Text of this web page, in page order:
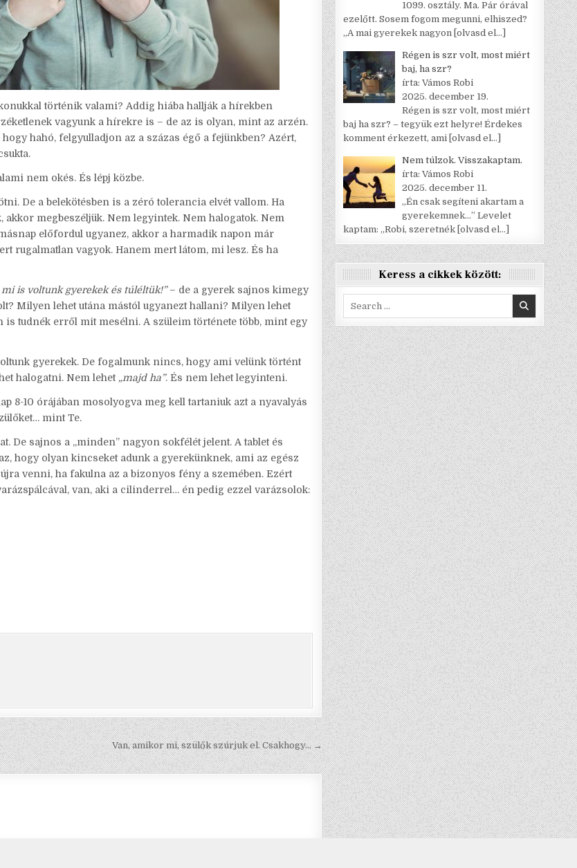
történik valami? Addig hiába hallják a hírekben
vagyunk a hírekre is – de az is olyan, mint az arzén.
hahó, felgyulladjon az a százas égő a fejünkben? Azért,
nem okés. És lépj közbe.
De a belekötésben is a zéró tolerancia elvét vallom. Ha
megbeszéljük. Nem legyintek. Nem halogatok. Nem
előfordul ugyanez, akkor a harmadik napon már
rugalmatlan vagyok. Hanem mert látom, mi lesz. És ha
is voltunk gyerekek és túléltük!”– de a gyerek sajnos kimegy
Milyen lehet utána mástól ugyanezt hallani? Milyen lehet
is tudnék erről mit mesélni. A szüleim története több, mint egy
gyerekek. De fogalmunk nincs, hogy ami velünk történt
halogatni. Nem lehet „majd ha”. És nem lehet legyinteni.
8-10 órájában mosolyogva meg kell tartaniuk azt a nyavalyás
mint Te.
De sajnos a „minden” nagyon sokfélét jelent. A tablet és
hogy olyan kincseket adunk a gyerekünknek, ami az egész
venni, ha fakulna az a bizonyos fény a szemében. Ezért
van, aki a cilinderrel… én pedig ezzel varázsolok:
Van, amikor mi, szülők szúrjuk el. Csakhogy… →
1099. osztály. Ma. Pár órával
ezelőtt. Sosem fogom megunni, elhiszed?
„A mai gyerekek nagyon [olvasd el…]
Régen is szr volt, most miért
baj, ha szr?
írta: Vámos Robi
2025. december 19.
Régen is szr volt, most miért
baj ha szr? – tegyük ezt helyre! Érdekes
komment érkezett, ami [olvasd el…]
Nem túlzok. Visszakaptam.
írta: Vámos Robi
2025. december 11.
„Én csak segíteni akartam a
gyerekemnek…” Levelet
kaptam: „Robi, szeretnék [olvasd el…]
Keress a cikkek között: